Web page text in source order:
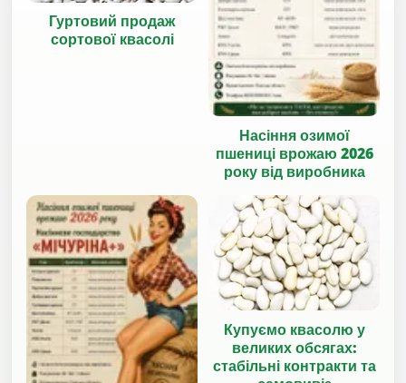
Гуртовий продаж
сортової квасолі
Насіння озимої
пшениці врожаю 2026
року від виробника
Купуємо квасолю у
великих обсягах:
стабільні контракти та